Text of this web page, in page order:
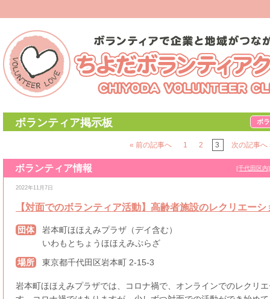
ボランティア掲示板 ボ
« 前の記事へ 1 2 3 次の記事へ
ボランティア情報 [千代田区内]
2022年11月7日
【対面でのボランティア活動】高齢者施設のレクリエー
団体
岩本町ほほえみプラザ（デイ含む）
いわもとちょうほほえみぷらざ
場所
東京都千代田区岩本町 2-15-3
岩本町ほほえみプラザでは、コロナ禍で、オンラインでのレクリ